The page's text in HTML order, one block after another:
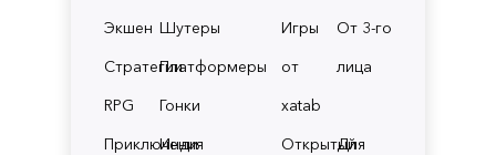
Экшен Шутеры
СтратегииПлатформеры
RPG
Гонки
Приключения
Инди
Игры
от
xatab
От 3-го
лица
Открытый
Для